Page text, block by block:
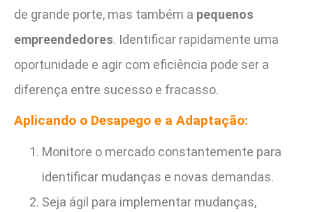
de grande porte, mas também a pequenos
empreendedores. Identificar rapidamente uma
oportunidade e agir com eficiência pode ser a
diferença entre sucesso e fracasso.
Aplicando o Desapego e a Adaptação:
Monitore o mercado constantemente para
identificar mudanças e novas demandas.
Seja ágil para implementar mudanças,